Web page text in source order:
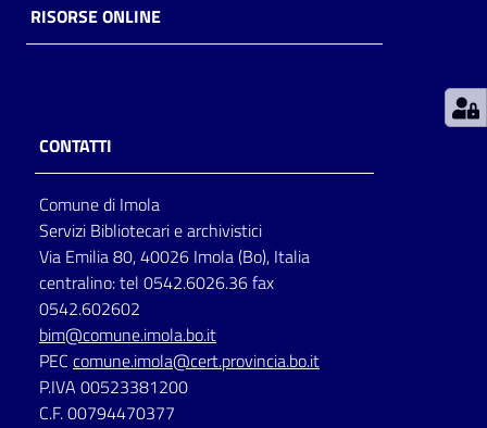
storico
per
lettura
Seguici
su
RISORSE ONLINE
CONTATTI
Comune di Imola
Servizi Bibliotecari e archivistici
Via Emilia 80, 40026 Imola (Bo), Italia
centralino: tel 0542.6026.36 fax
0542.602602
bim@comune.imola.bo.it
PEC comune.imola@cert.provincia.bo.it
P.IVA 00523381200
C.F. 00794470377